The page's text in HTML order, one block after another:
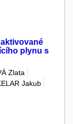
plynu s
Zlata
Jakub